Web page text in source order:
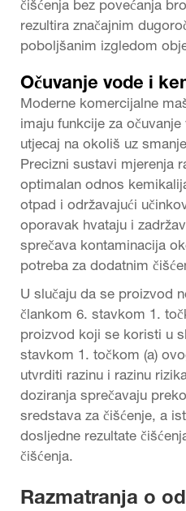
čišćenja bez povećanja
rezultira značajnim
poboljšanim izgledom
Očuvanje vode i
Moderne komercijalne
imaju funkcije za
utjecaj na okoliš uz
Precizni sustavi mjerenja
optimalan odnos
otpad i održavajući
oporavak hvataju i
sprečava kontaminacija
potreba za dodatnim
U slučaju da se proizvod
člankom 6. stavkom 1.
proizvod koji se koristi u
stavkom 1. točkom (a)
utvrditi razinu i razinu
doziranja sprečavaju
sredstava za čišćenje, a
dosljedne rezultate
čišćenja.
Razmatranja o